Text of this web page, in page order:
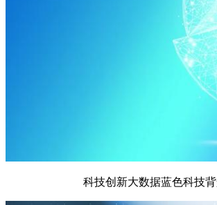
科技创新大数据蓝色科技